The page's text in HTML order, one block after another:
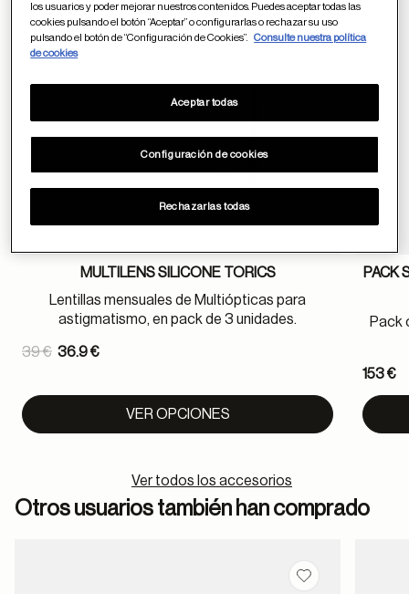
MULTILENS SILICONE TORICS
Lentillas mensuales de Multiópticas para
astigmatismo, en pack de 3 unidades.
Price reduced from
39 € 36.9 €
VER OPCIONES
PACK
Pack
153 €
Ver todos los accesorios
Otros usuarios también han comprado
Guardar en
los usuarios y poder mejorar nuestros contenidos. Puedes aceptar todas las
cookies pulsando el botón “Aceptar” o configurarlas o rechazar su uso
pulsando el botón de “Configuración de Cookies”.
Consulte nuestra política
de cookies
Configuración de cookies
Rechazarlas todas
Aceptar todas